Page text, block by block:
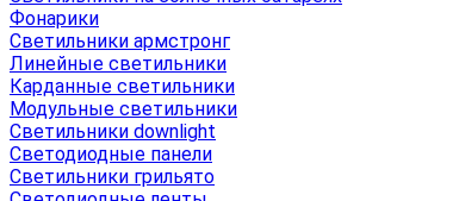
Фонарики
Светильники армстронг
Линейные светильники
Карданные светильники
Модульные светильники
Светильники downlight
Светодиодные панели
Светильники грильято